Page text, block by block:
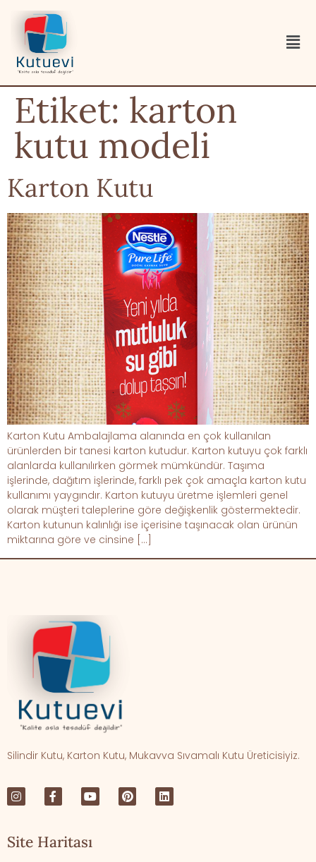
Etiket: karton
kutu modeli
Karton Kutu
Karton Kutu Ambalajlama alanında en çok kullanılan
ürünlerden bir tanesi karton kutudur. Karton kutuyu çok farklı
alanlarda kullanılırken görmek mümkündür. Taşıma
işlerinde, dağıtım işlerinde, farklı pek çok amaçla karton kutu
kullanımı yaygındır. Karton kutuyu üretme işlemleri genel
olarak müşteri taleplerine göre değişkenlik göstermektedir.
Karton kutunun kalınlığı ise içerisine taşınacak olan ürünün
miktarına göre ve cinsine […]
Silindir Kutu, Karton Kutu, Mukavva Sıvamalı Kutu Üreticisiyiz.
Site Haritası